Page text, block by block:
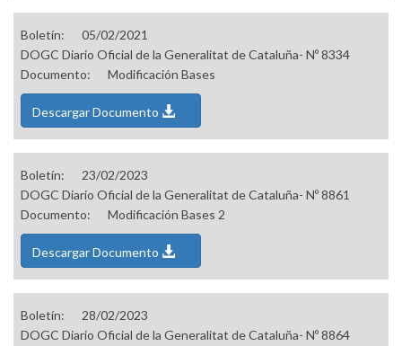
Boletín:
05/02/2021
DOGC Diario Oficial de la Generalitat de Cataluña- Nº 8334
Documento:
Modificación Bases
Descargar Documento
Boletín:
23/02/2023
DOGC Diario Oficial de la Generalitat de Cataluña- Nº 8861
Documento:
Modificación Bases 2
Descargar Documento
Boletín:
28/02/2023
DOGC Diario Oficial de la Generalitat de Cataluña- Nº 8864